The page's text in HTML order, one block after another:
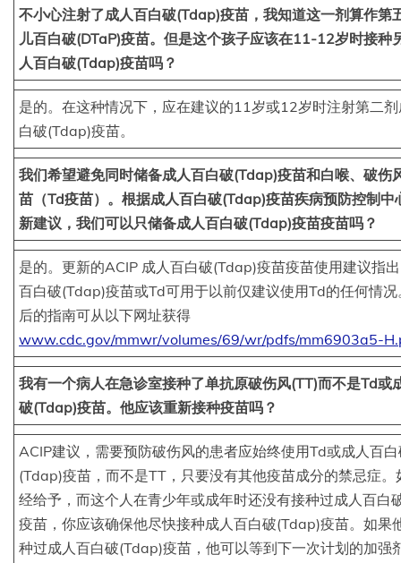
不小心注射了成人百白破(Tdap)疫苗，我知道这一剂算作第
儿百白破(DTaP)疫苗。但是这个孩子应该在11-12岁时接种
人百白破(Tdap)疫苗吗？
是的。在这种情况下，应在建议的11岁或12岁时注射第二
白破(Tdap)疫苗。
我们希望避免同时储备成人百白破(Tdap)疫苗和白喉、破伤
苗（Td疫苗）。根据成人百白破(Tdap)疫苗疾病预防控制中
新建议，我们可以只储备成人百白破(Tdap)疫苗疫苗吗？
是的。更新的ACIP 成人百白破(Tdap)疫苗疫苗使用建议指
百白破(Tdap)疫苗或Td可用于以前仅建议使用Td的任何情况
后的指南可从以下网址获得
www.cdc.gov/mmwr/volumes/69/wr/pdfs/mm6903a5-
我有一个病人在急诊室接种了单抗原破伤风(TT)而不是Td或
破(Tdap)疫苗。他应该重新接种疫苗吗？
ACIP建议，需要预防破伤风的患者应始终使用Td或成人百
(Tdap)疫苗，而不是TT，只要没有其他疫苗成分的禁忌症。
经给予，而这个人在青少年或成年时还没有接种过成人百白
疫苗，你应该确保他尽快接种成人百白破(Tdap)疫苗。如果
种过成人百白破(Tdap)疫苗，他可以等到下一次计划的加强